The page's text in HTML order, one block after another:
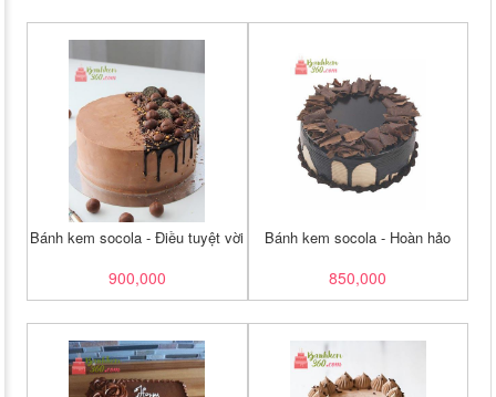
Bánh kem socola - Điều tuyệt vời
900,000
Bánh kem socola - Hoàn hảo
850,000